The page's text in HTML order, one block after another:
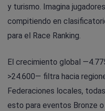
y turismo. Imagina
compitiendo en
para el Race Ranking.
El crecimiento global
>24.600— filtra hacia
Federaciones locales,
esto para eventos Bronze o